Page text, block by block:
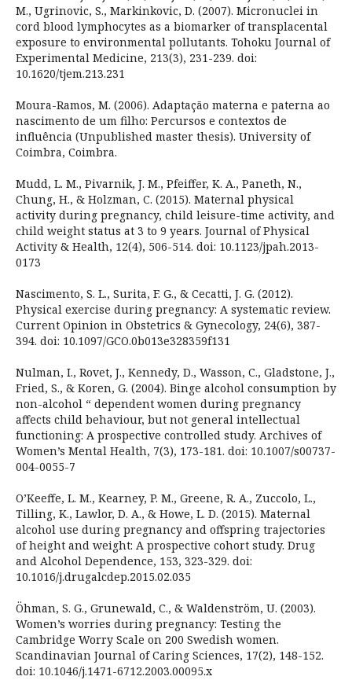
M., Ugrinovic, S., Markinkovic, D. (2007). Micronuclei in
cord blood lymphocytes as a biomarker of transplacental
exposure to environmental pollutants. Tohoku Journal of
Experimental Medicine, 213(3), 231-239. doi:
10.1620/tjem.213.231
Moura-Ramos, M. (2006). Adaptação materna e paterna ao
nascimento de um filho: Percursos e contextos de
influência (Unpublished master thesis). University of
Coimbra, Coimbra.
Mudd, L. M., Pivarnik, J. M., Pfeiffer, K. A., Paneth, N.,
Chung, H., & Holzman, C. (2015). Maternal physical
activity during pregnancy, child leisure-time activity, and
child weight status at 3 to 9 years. Journal of Physical
Activity & Health, 12(4), 506-514. doi: 10.1123/jpah.2013-
0173
Nascimento, S. L., Surita, F. G., & Cecatti, J. G. (2012).
Physical exercise during pregnancy: A systematic review.
Current Opinion in Obstetrics & Gynecology, 24(6), 387-
394. doi: 10.1097/GCO.0b013e328359f131
Nulman, I., Rovet, J., Kennedy, D., Wasson, C., Gladstone, J.,
Fried, S., & Koren, G. (2004). Binge alcohol consumption by
non-alcohol “ dependent women during pregnancy
affects child behaviour, but not general intellectual
functioning: A prospective controlled study. Archives of
Women’s Mental Health, 7(3), 173-181. doi: 10.1007/s00737-
004-0055-7
O’Keeffe, L. M., Kearney, P. M., Greene, R. A., Zuccolo, L.,
Tilling, K., Lawlor, D. A., & Howe, L. D. (2015). Maternal
alcohol use during pregnancy and offspring trajectories
of height and weight: A prospective cohort study. Drug
and Alcohol Dependence, 153, 323-329. doi:
10.1016/j.drugalcdep.2015.02.035
Öhman, S. G., Grunewald, C., & Waldenström, U. (2003).
Women’s worries during pregnancy: Testing the
Cambridge Worry Scale on 200 Swedish women.
Scandinavian Journal of Caring Sciences, 17(2), 148-152.
doi: 10.1046/j.1471-6712.2003.00095.x